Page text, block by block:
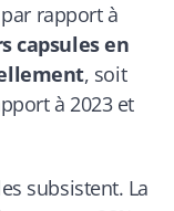
rapport à
capsules en
, soit
à 2023 et
subsistent. La